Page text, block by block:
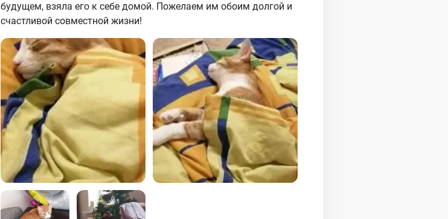
будущем, взяла его к себе домой. Пожелаем им обоим долгой и
счастливой совместной жизни!